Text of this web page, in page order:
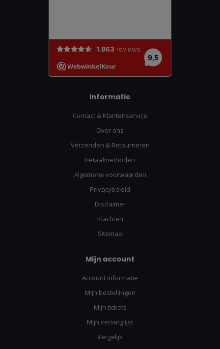
Informatie
Contact & Klantenservice
Over ons
Verzenden & Retourneren
Betaalmethoden
Algemene voorwaarden
Privacybeleid
Disclaimer
Klachten
Sitemap
Mijn account
Account informatie
Mijn bestellingen
Mijn tickets
Mijn verlanglijst
Vergelijk